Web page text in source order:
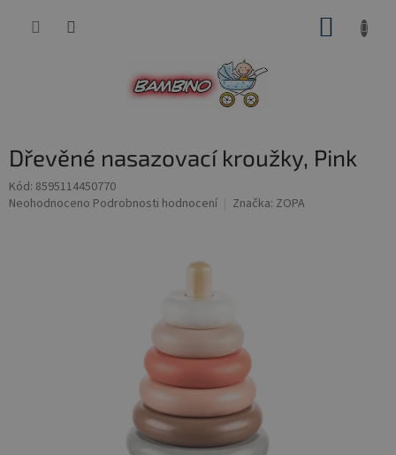
Dřevěné nasazovací kroužky, Pink
Kód: 8595114450770
Průměrné
Neohodnoceno Podrobnosti hodnocení Značka: ZOPA